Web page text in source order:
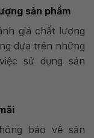
sản phẩm
giá chất lượng
dựa trên những
sử dụng sản
báo về sản